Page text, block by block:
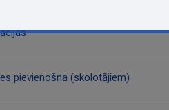
pievienošna (skolotājiem)